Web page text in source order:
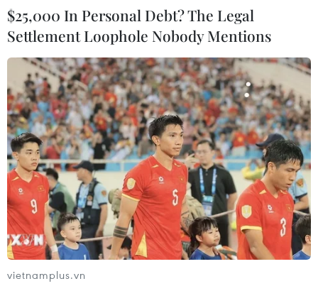
Khánh Hòa: Lễ hội Tháp Bà Ponagar tưởng
nhớ Thiên Y Thánh Mẫu Ana
10/05/2023 05:25
Hàng trăm đoàn khách, rất đông đồng bào Chăm ở các
tỉnh Ninh Thuận, Bình Thuận và người dân ở các tỉnh,
thành phố khu vực miền Trung-Tây Nguyên đã tề tựu tại
Tháp Bà Ponagar tham gia lễ hội.
$25,000 In Personal Debt? The Legal
Settlement Loophole Nobody Mentions
vietnamplus.vn